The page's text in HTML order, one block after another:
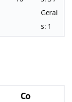
Gerai
s: 1
Co